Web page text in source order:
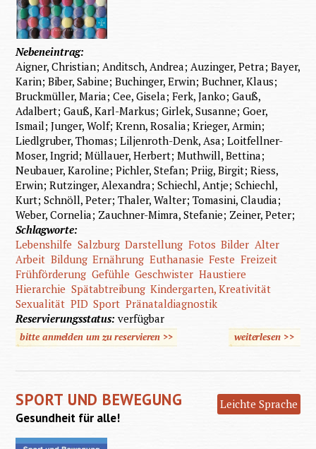
Nebeneintrag:
Aigner, Christian; Anditsch, Andrea; Auzinger, Petra; Bayer,
Karin; Biber, Sabine; Buchinger, Erwin; Buchner, Klaus;
Bruckmüller, Maria; Cee, Gisela; Ferk, Janko; Gauß,
Adalbert; Gauß, Karl-Markus; Girlek, Susanne; Goer,
Ismail; Junger, Wolf; Krenn, Rosalia; Krieger, Armin;
Liedlgruber, Thomas; Liljenroth-Denk, Asa; Loitfellner-
Moser, Ingrid; Müllauer, Herbert; Muthwill, Bettina;
Neubauer, Karoline; Pichler, Stefan; Priig, Birgit; Riess,
Erwin; Rutzinger, Alexandra; Schiechl, Antje; Schiechl,
Kurt; Schnöll, Peter; Thaler, Walter; Tomasini, Claudia;
Weber, Cornelia; Zauchner-Mimra, Stefanie; Zeiner, Peter;
Schlagworte:
Lebenshilfe Salzburg Darstellung Fotos Bilder Alter
Arbeit Bildung Ernährung Euthanasie Feste Freizeit
Frühförderung Gefühle Geschwister Haustiere
Hierarchie Spätabtreibung Kindergarten, Kreativität
Sexualität PID Sport Pränataldiagnostik
Reservierungsstatus:verfügbar
bitte anmelden um zu reservieren >> weiterlesen über
>>
SPORT UND BEWEGUNG Leichte Sprache
Gesundheit für alle!